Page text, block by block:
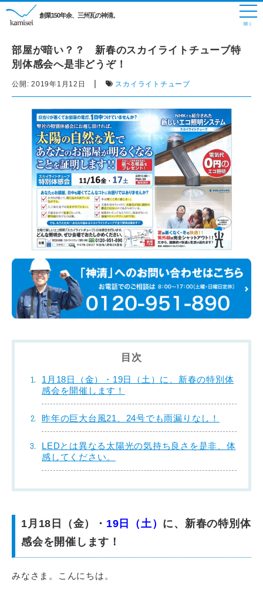
創業150年余、三州瓦の神清。
部屋が暗い？？ 新春のスカイライトチューブ特
別体感会へ是非どうぞ！
公開: 2019年1月12日 | スカイライトチューブ
目次
1月18日（金）・19日（土）に、新春の特別体
感会を開催します！
昨年の巨大台風21、24号でも雨漏りなし！
LEDとは異なる太陽光の気持ち良さを是非、体
感してください。
1月18日（金）・ 19日（土） に、新春の特別体
感会を開催します！
みなさま。こんにちは。